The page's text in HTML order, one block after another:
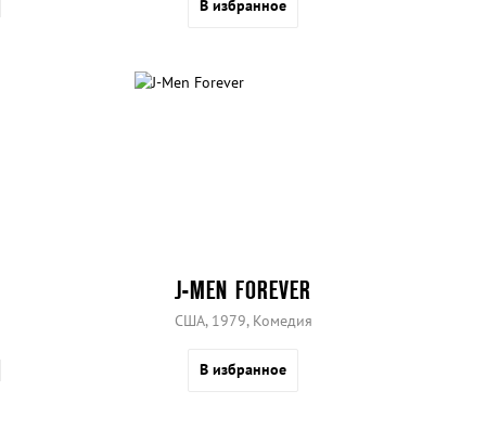
В избранное
J-MEN FOREVER
США, 1979, Комедия
В избранное